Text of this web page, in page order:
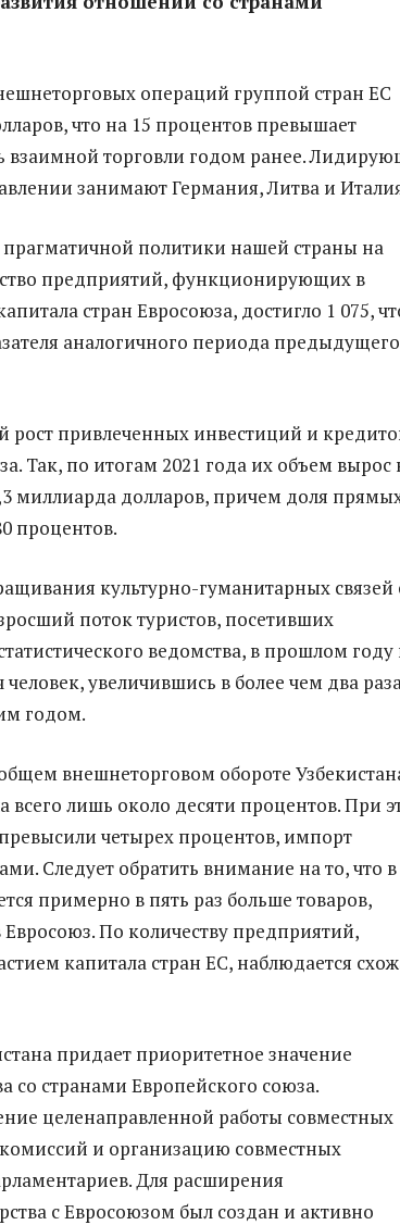
операций группой стран ЕС
что на 15 процентов превышает
взаимной торговли годом ранее.
занимают Германия, Литва и
прагматичной политики нашей страны на
предприятий, функционирующих в
стран Евросоюза, достигло 1 075,
аналогичного периода предыдущего
рост привлеченных инвестиций и
Так, по итогам 2021 года их объем вырос
миллиарда долларов, причем доля
процентов.
культурно-гуманитарных связей
поток туристов, посетивших
ведомства, в прошлом году
человек, увеличившись в более чем два
годом.
внешнеторговом обороте
всего лишь около десяти процентов. При
четырех процентов, импорт
Следует обратить внимание на то, что в
примерно в пять раз больше товаров,
По количеству предприятий,
капитала стран ЕС, наблюдается
придает приоритетное значение
со странами Европейского союза.
целенаправленной работы совместных
и организацию совместных
Для расширения
с Евросоюзом был создан и активно